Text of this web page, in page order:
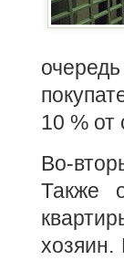
10 % от
Во-
Также
хозяин.